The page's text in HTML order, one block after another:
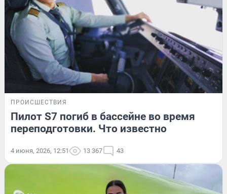
ПРОИСШЕСТВИЯ
Пилот S7 погиб в бассейне во время
переподготовки. Что известно
4 июня, 2026, 12:51 13 367 43